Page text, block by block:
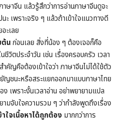
ษาจีน แล้วรู้สึกว่าการอ่านภาษาจีนดูจะ
ะ เพราะจริง ๆ แล้วถ้าเข้าใจแนวทางดี
ะเลย
ต้นก่อนเลย สิ่งที่น้อง ๆ ต้องเจอก็คือ
วิตประจำวัน เช่น เรื่องครอบครัว เวลา
คัญคือต้องเข้าใจว่า ภาษาจีนไม่ได้ใช้ตัว
ชนะหรือสระแยกออกมาแบบภาษาไทย
เพราะงั้นเวลาอ่าน อย่าพยายามแปล
มจับใจความรวม ๆ ว่ากำลังพูดถึงเรื่อง
าใจเนื้อหาได้ถูกต้อง มากกว่าการ